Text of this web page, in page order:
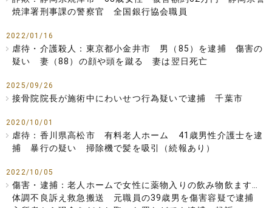
焼津署刑事課の警察官 全国銀行協会職員
2022/01/16
虐待・介護殺人：東京都小金井市 男（85）を逮捕 傷害の
疑い 妻（88）の顔や頭を蹴る 妻は翌日死亡
2025/09/26
接骨院院長が施術中にわいせつ行為疑いで逮捕 千葉市
2020/10/01
虐待：香川県高松市 有料老人ホーム 41歳男性介護士を逮
捕 暴行の疑い 掃除機で髪を吸引（続報あり）
2022/10/05
傷害・逮捕：老人ホームで女性に薬物入りの飲み物飲ます…
体調不良訴え救急搬送 元職員の39歳男を傷害容疑で逮捕